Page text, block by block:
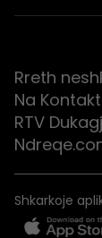
Rreth nesh
Na
RTV
Shkarkoje